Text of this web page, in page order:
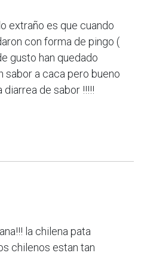
extraño es que cuando
con forma de pingo (
gusto han quedado
sabor a caca pero bueno
de sabor !!!!!
la chilena pata
chilenos estan tan